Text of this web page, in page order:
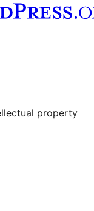
property